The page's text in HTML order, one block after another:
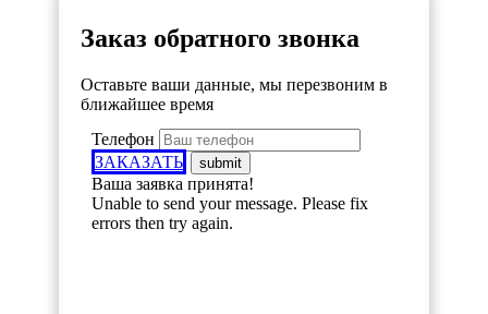
Заказ обратного звонка
Оставьте ваши данные, мы перезвоним в
ближайшее время
Телефон
ЗАКАЗАТЬ
Ваша заявка принята!
Unable to send your message. Please fix
errors then try again.